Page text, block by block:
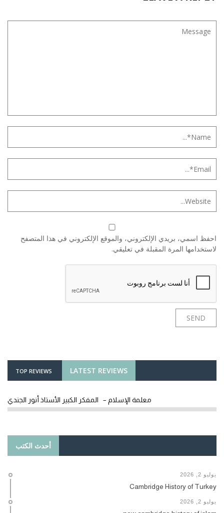
احفظ اسمي، بريدي الإلكتروني، والموقع الإلكتروني في هذا المتصفح
لاستخدامها المرة المقبلة في تعليقي.
LATEST REVIEWS
TOP REVIEWS
معلمة الإسلام – المفكر الكبير الأستاذ أنور الجندي
أحدث الكتب
يوليو 2, 2026
Cambridge History of Turkey
يوليو 2, 2026